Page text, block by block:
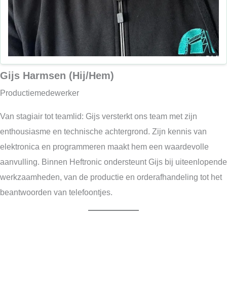
Gijs Harmsen (Hij/Hem)
Productiemedewerker
Van stagiair tot teamlid: Gijs versterkt ons team met zijn
enthousiasme en technische achtergrond. Zijn kennis van
elektronica en programmeren maakt hem een waardevolle
aanvulling. Binnen Heftronic ondersteunt Gijs bij uiteenlopende
werkzaamheden, van de productie en orderafhandeling tot het
beantwoorden van telefoontjes.